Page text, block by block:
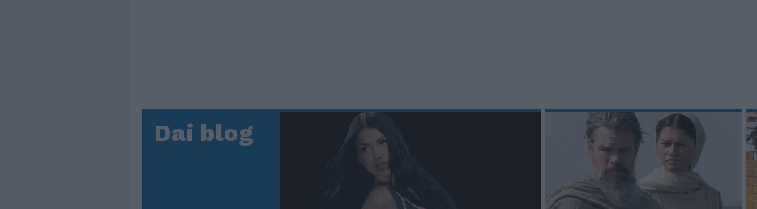
Dai blog